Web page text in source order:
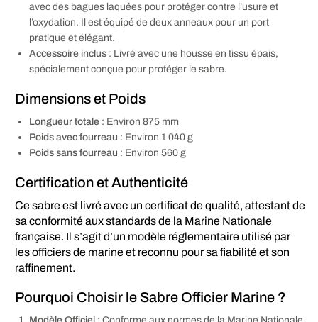
avec des bagues laquées pour protéger contre l’usure et
l’oxydation. Il est équipé de deux anneaux pour un port
pratique et élégant.
Accessoire inclus : Livré avec une housse en tissu épais,
spécialement conçue pour protéger le sabre.
Dimensions et Poids
Longueur totale : Environ 875 mm
Poids avec fourreau : Environ 1 040 g
Poids sans fourreau : Environ 560 g
Certification et Authenticité
Ce sabre est livré avec un certificat de qualité, attestant de
sa conformité aux standards de la Marine Nationale
française. Il s’agit d’un modèle réglementaire utilisé par
les officiers de marine et reconnu pour sa fiabilité et son
raffinement.
Pourquoi Choisir le Sabre Officier Marine ?